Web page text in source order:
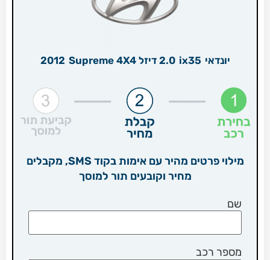
יונדאי ix35 2.0 דיזל Supreme 4X4 2012
מילוי פרטים מהיר עם אימות בקוד SMS, מקבלים
מחיר וקובעים תור למוסך
שם
מספר רכב